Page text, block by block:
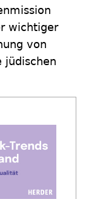
wichtiger
von
jüdischen